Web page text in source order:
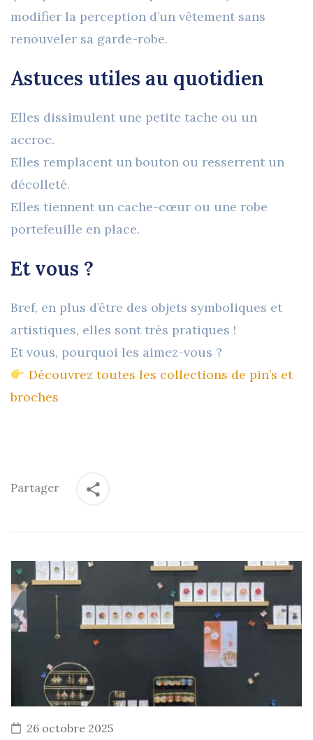
modifier la perception d’un vêtement sans
renouveler sa garde-robe.
Astuces utiles au quotidien
Elles dissimulent une petite tache ou un
accroc.
Elles remplacent un bouton ou resserrent un
décolleté.
Elles tiennent un cache-cœur ou une robe
portefeuille en place.
Et vous ?
Bref, en plus d’être des objets symboliques et
artistiques, elles sont très pratiques !
Et vous, pourquoi les aimez-vous ?
Découvrez toutes les collections de pin’s et
broches
Partager
26 octobre 2025